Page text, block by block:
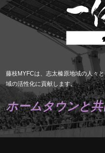
藤枝MYFCは、志太榛原地域の人々
域の活性化に貢献します。
ホームタウンと